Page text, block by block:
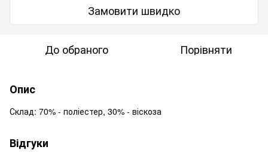
Замовити швидко
До обраного Порівняти
Опис
Склад: 70% - поліестер, 30% - віскоза
Відгуки